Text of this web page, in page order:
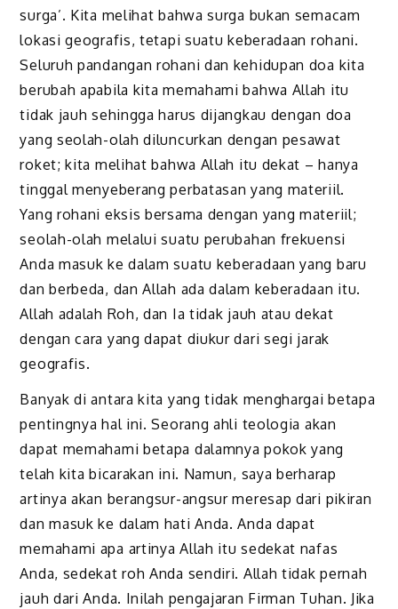
surga’. Kita melihat bahwa surga bukan semacam
lokasi geografis, tetapi suatu keberadaan rohani.
Seluruh pandangan rohani dan kehidupan doa kita
berubah apabila kita memahami bahwa Allah itu
tidak jauh sehingga harus dijangkau dengan doa
yang seolah-olah diluncurkan dengan pesawat
roket; kita melihat bahwa Allah itu dekat – hanya
tinggal menyeberang perbatasan yang materiil.
Yang rohani eksis bersama dengan yang materiil;
seolah-olah melalui suatu perubahan frekuensi
Anda masuk ke dalam suatu keberadaan yang baru
dan berbeda, dan Allah ada dalam keberadaan itu.
Allah adalah Roh, dan Ia tidak jauh atau dekat
dengan cara yang dapat diukur dari segi jarak
geografis.
Banyak di antara kita yang tidak menghargai betapa
pentingnya hal ini. Seorang ahli teologia akan
dapat memahami betapa dalamnya pokok yang
telah kita bicarakan ini. Namun, saya berharap
artinya akan berangsur-angsur meresap dari pikiran
dan masuk ke dalam hati Anda. Anda dapat
memahami apa artinya Allah itu sedekat nafas
Anda, sedekat roh Anda sendiri. Allah tidak pernah
jauh dari Anda. Inilah pengajaran Firman Tuhan. Jika